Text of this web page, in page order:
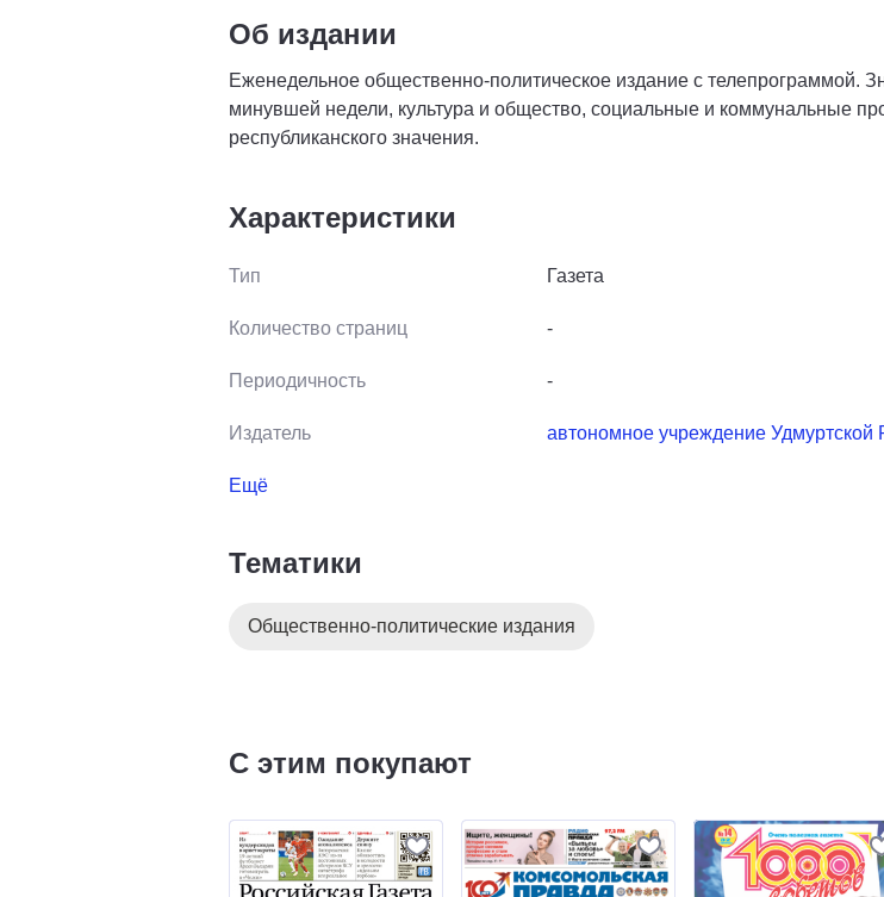
Об издании
Еженедельное общественно-политическое издание с телепрограммой.
минувшей недели, культура и общество, социальные и коммунальные
республиканского значения.
Характеристики
Тип Газета
Количество страниц -
Периодичность -
Издатель автономное учреждение Удмуртской
Ещё
Тематики
Общественно-политические издания
С этим покупают